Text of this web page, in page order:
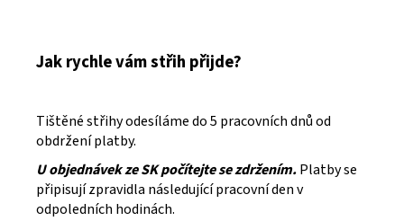
Jak rychle vám střih přijde?
Tištěné střihy odesíláme do 5 pracovních dnů od
obdržení platby.
U objednávek ze SK počítejte se zdržením.Platby se
připisují zpravidla následující pracovní den v
odpoledních hodinách.